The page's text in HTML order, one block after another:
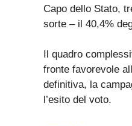
Capo dello Stato,
sorte – il 40,4%
Il quadro
fronte favorevole
definitiva, la
l’esito del voto.